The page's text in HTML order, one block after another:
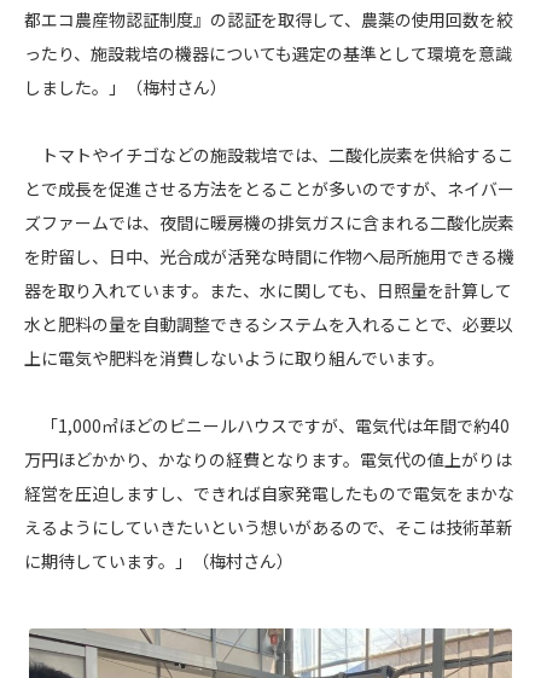
都エコ農産物認証制度』の認証を取得して、農薬の使用回数を絞
ったり、施設栽培の機器についても選定の基準として環境を意識
しました。」（梅村さん）
トマトやイチゴなどの施設栽培では、二酸化炭素を供給するこ
とで成長を促進させる方法をとることが多いのですが、ネイバー
ズファームでは、夜間に暖房機の排気ガスに含まれる二酸化炭素
を貯留し、日中、光合成が活発な時間に作物へ局所施用できる機
器を取り入れています。また、水に関しても、日照量を計算して
水と肥料の量を自動調整できるシステムを入れることで、必要以
上に電気や肥料を消費しないように取り組んでいます。
「1,000㎡ほどのビニールハウスですが、電気代は年間で約40
万円ほどかかり、かなりの経費となります。電気代の値上がりは
経営を圧迫しますし、できれば自家発電したもので電気をまかな
えるようにしていきたいという想いがあるので、そこは技術革新
に期待しています。」（梅村さん）